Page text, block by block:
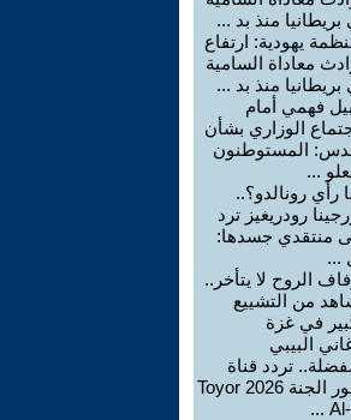
منذ بد ...
يهودية: ارتفاع
معاداة السامية
منذ بد ...
فهمي أمام
الوزاري بشأن
المستوطنون
...
رأي رونالدو؟..
رودريغيز ترد
منتقدي جسدها:
...
الروح لا يتأخر..
من التشييع
في غزة
البيبي
تردد قناة
طيور الجنة 2026 Toyor
Al-